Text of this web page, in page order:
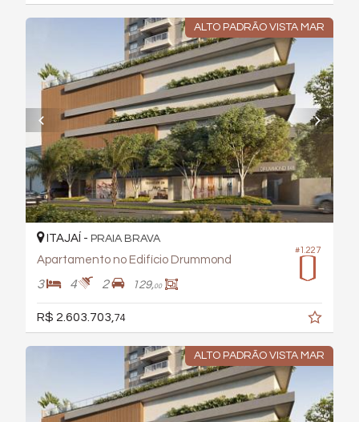
ALTO PADRÃO VISTA MAR
#1.227
ITAJAÍ - PRAIA BRAVA
Apartamento no Edifício Drummond
3 4 2 129,00
R$ 2.603.703, 74
ALTO PADRÃO VISTA MAR